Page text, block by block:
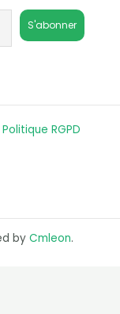
Politique RGPD
by Cmleon.